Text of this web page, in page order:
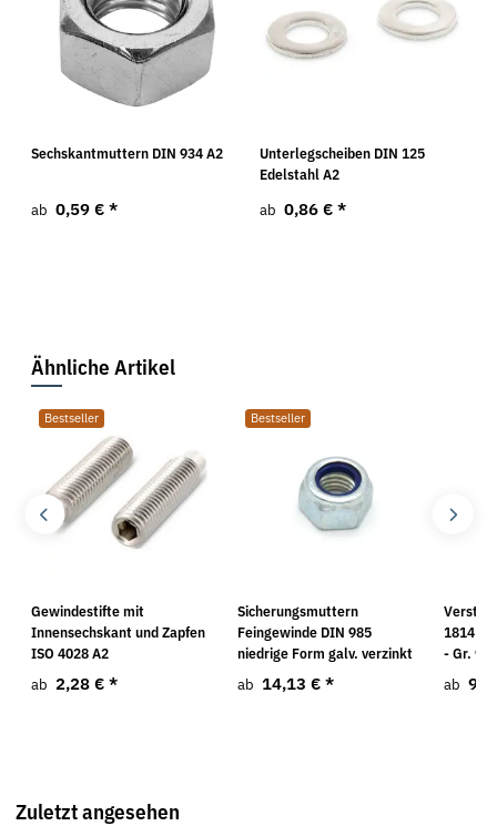
Sechskantmuttern DIN 934 A2
ab 0,59 € *
Unterlegscheiben DIN 125
Edelstahl A2
ab 0,86 € *
Ähnliche Artikel
Bestseller
Gewindestifte mit
Innensechskant und Zapfen
ISO 4028 A2
ab 2,28 € *
Bestseller
Sicherungsmuttern
Feingewinde DIN 985
niedrige Form galv. verzinkt
ab 14,13 € *
1814
- Gr. 9
ab
Zuletzt angesehen